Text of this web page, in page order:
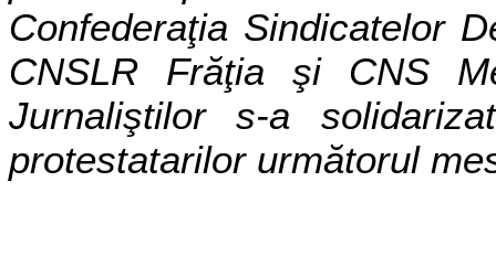
Confederaţia Sindicatelor
CNSLR Frăţia şi CNS
Jurnaliştilor s-a
protestatarilor următorul